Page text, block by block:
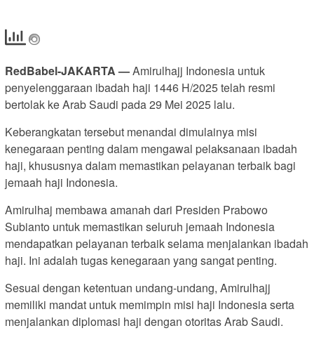
RedBabel-JAKARTA —Amirulhajj Indonesia untuk
penyelenggaraan ibadah haji 1446 H/2025 telah resmi
bertolak ke Arab Saudi pada 29 Mei 2025 lalu.
Keberangkatan tersebut menandai dimulainya misi
kenegaraan penting dalam mengawal pelaksanaan ibadah
haji, khususnya dalam memastikan pelayanan terbaik bagi
jemaah haji Indonesia.
Amirulhaj membawa amanah dari Presiden Prabowo
Subianto untuk memastikan seluruh jemaah Indonesia
mendapatkan pelayanan terbaik selama menjalankan ibadah
haji. Ini adalah tugas kenegaraan yang sangat penting.
Sesuai dengan ketentuan undang-undang, Amirulhajj
memiliki mandat untuk memimpin misi haji Indonesia serta
menjalankan diplomasi haji dengan otoritas Arab Saudi.